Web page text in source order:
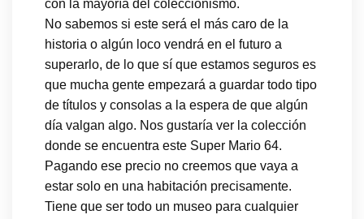
con la mayoría del coleccionismo.
No sabemos si este será el más caro de la
historia o algún loco vendrá en el futuro a
superarlo, de lo que sí que estamos seguros es
que mucha gente empezará a guardar todo tipo
de títulos y consolas a la espera de que algún
día valgan algo. Nos gustaría ver la colección
donde se encuentra este Super Mario 64.
Pagando ese precio no creemos que vaya a
estar solo en una habitación precisamente.
Tiene que ser todo un museo para cualquier